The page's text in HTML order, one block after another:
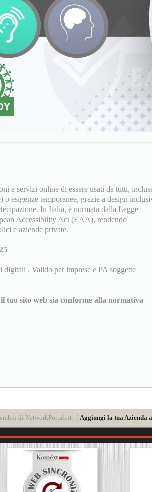
e servizi online di essere usati da tutti,
esigenze temporanee, grazie a design
In Italia, è normata dalla Legge
Accessibility Act (EAA), rendendo
e aziende private.
digitali . Valido per imprese e PA soggette
tuo sito web sia conforme alla normativa
di NetworkPortali.it | [ Aggiungi la tua Azienda